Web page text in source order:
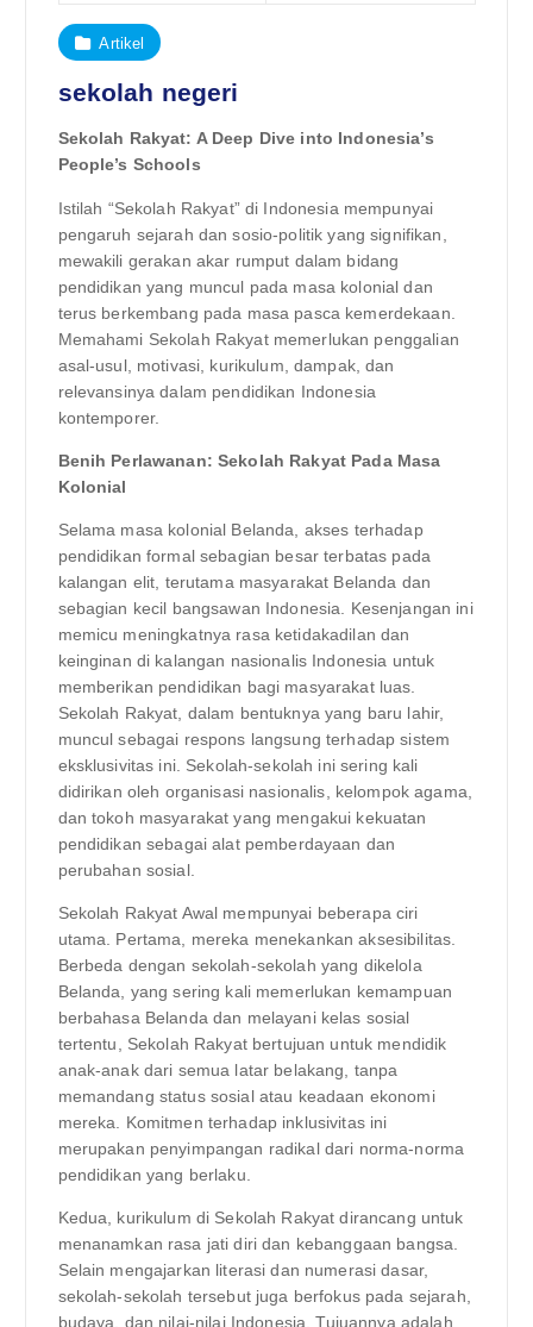
Artikel
sekolah negeri
Sekolah Rakyat: A Deep Dive into Indonesia’s
People’s Schools
Istilah “Sekolah Rakyat” di Indonesia mempunyai
pengaruh sejarah dan sosio-politik yang signifikan,
mewakili gerakan akar rumput dalam bidang
pendidikan yang muncul pada masa kolonial dan
terus berkembang pada masa pasca kemerdekaan.
Memahami Sekolah Rakyat memerlukan penggalian
asal-usul, motivasi, kurikulum, dampak, dan
relevansinya dalam pendidikan Indonesia
kontemporer.
Benih Perlawanan: Sekolah Rakyat Pada Masa
Kolonial
Selama masa kolonial Belanda, akses terhadap
pendidikan formal sebagian besar terbatas pada
kalangan elit, terutama masyarakat Belanda dan
sebagian kecil bangsawan Indonesia. Kesenjangan ini
memicu meningkatnya rasa ketidakadilan dan
keinginan di kalangan nasionalis Indonesia untuk
memberikan pendidikan bagi masyarakat luas.
Sekolah Rakyat, dalam bentuknya yang baru lahir,
muncul sebagai respons langsung terhadap sistem
eksklusivitas ini. Sekolah-sekolah ini sering kali
didirikan oleh organisasi nasionalis, kelompok agama,
dan tokoh masyarakat yang mengakui kekuatan
pendidikan sebagai alat pemberdayaan dan
perubahan sosial.
Sekolah Rakyat Awal mempunyai beberapa ciri
utama. Pertama, mereka menekankan aksesibilitas.
Berbeda dengan sekolah-sekolah yang dikelola
Belanda, yang sering kali memerlukan kemampuan
berbahasa Belanda dan melayani kelas sosial
tertentu, Sekolah Rakyat bertujuan untuk mendidik
anak-anak dari semua latar belakang, tanpa
memandang status sosial atau keadaan ekonomi
mereka. Komitmen terhadap inklusivitas ini
merupakan penyimpangan radikal dari norma-norma
pendidikan yang berlaku.
Kedua, kurikulum di Sekolah Rakyat dirancang untuk
menanamkan rasa jati diri dan kebanggaan bangsa.
Selain mengajarkan literasi dan numerasi dasar,
sekolah-sekolah tersebut juga berfokus pada sejarah,
budaya, dan nilai-nilai Indonesia. Tujuannya adalah